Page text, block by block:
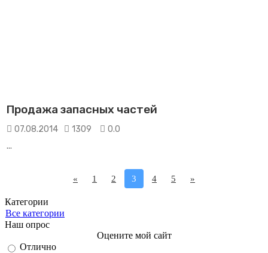
Продажа запасных частей
07.08.2014 1309
0.0
...
« 1 2 3 4 5 »
Категории
Все категории
Наш опрос
Оцените мой сайт
Отлично